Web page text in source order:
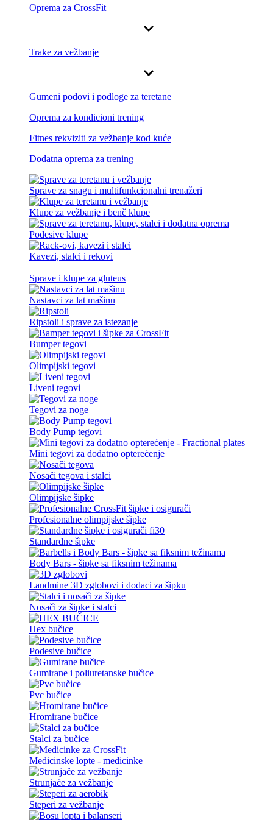
Oprema za CrossFit
Trake za vežbanje
Gumeni podovi i podloge za teretane
Oprema za kondicioni trening
Fitnes rekviziti za vežbanje kod kuće
Dodatna oprema za trening
Sprave za snagu i multifunkcionalni trenažeri
Klupe za vežbanje i benč klupe
Podesive klupe
Kavezi, stalci i rekovi
Sprave i klupe za gluteus
Nastavci za lat mašinu
Ripstoli i sprave za istezanje
Bumper tegovi
Olimpijski tegovi
Liveni tegovi
Tegovi za noge
Body Pump tegovi
Mini tegovi za dodatno opterećenje
Nosači tegova i stalci
Olimpijske šipke
Profesionalne olimpijske šipke
Standardne šipke
Body Bars - šipke sa fiksnim težinama
Landmine 3D zglobovi i dodaci za šipku
Nosači za šipke i stalci
Hex bučice
Podesive bučice
Gumirane i poliuretanske bučice
Pvc bučice
Hromirane bučice
Stalci za bučice
Medicinske lopte - medicinke
Strunjače za vežbanje
Steperi za vežbanje